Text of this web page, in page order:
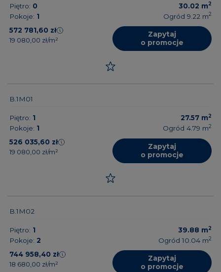
Piętro: 0
Pokoje: 1
572 781,60 zł
19 080,00 zł/m²
30.02 m2
Ogród 9.22 m2
Zapytaj
o promocje
B.1M01
Piętro: 1
Pokoje: 1
526 035,60 zł
19 080,00 zł/m²
27.57 m2
Ogród 4.79 m2
Zapytaj
o promocje
B.1M02
Piętro: 1
Pokoje: 2
744 958,40 zł
18 680,00 zł/m²
39.88 m2
Ogród 10.04 m2
Zapytaj
o promocje